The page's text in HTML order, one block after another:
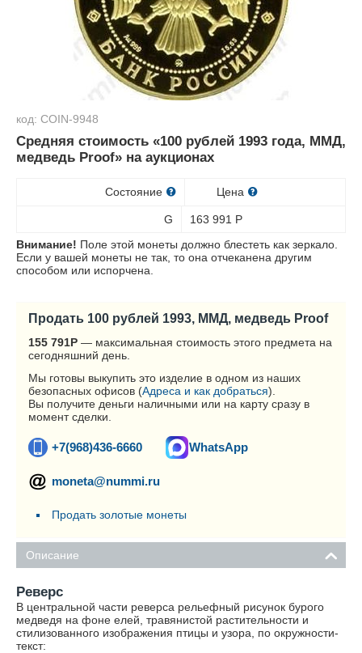
код: COIN-9948
Средняя стоимость «100 рублей 1993 года, ММД,
медведь Proof» на аукционах
Состояние Цена
G 163 991 Р
Внимание! Поле этой монеты должно блестеть как зеркало.
Если у вашей монеты не так, то она отчеканена другим
способом или испорчена.
Продать 100 рублей 1993, ММД, медведь Proof
155 791Р — максимальная стоимость этого предмета на
сегодняшний день.
Мы готовы выкупить это изделие в одном из наших
безопасных офисов (Адреса и как добраться).
Вы получите деньги наличными или на карту сразу в
момент сделки.
+7(968)436-6660 WhatsApp
moneta@nummi.ru
Продать золотые монеты
Описание
Реверс
В центральной части реверса рельефный рисунок бурого
медведя на фоне елей, травянистой растительности и
стилизованного изображения птицы и узора, по окружности-
текст: